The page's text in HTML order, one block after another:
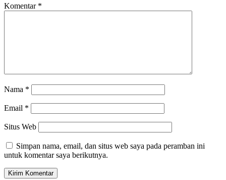
Komentar *
Nama *
Email *
Situs Web
Simpan nama, email, dan situs web saya pada peramban ini
untuk komentar saya berikutnya.